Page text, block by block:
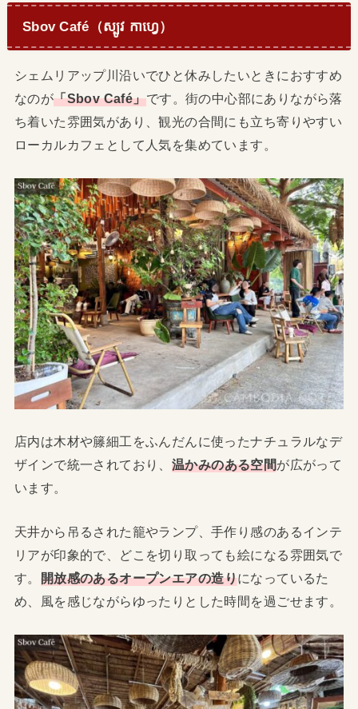
Sbov Café（ស្បូវ កាហ្វេ）
シェムリアップ川沿いでひと休みしたいときにおすすめ
なのが「Sbov Café」です。街の中心部にありながら落
ち着いた雰囲気があり、観光の合間にも立ち寄りやすい
ローカルカフェとして人気を集めています。
店内は木材や籐細工をふんだんに使ったナチュラルなデ
ザインで統一されており、 温かみのある空間が広がって
います。
天井から吊るされた籠やランプ、手作り感のあるインテ
リアが印象的で、どこを切り取っても絵になる雰囲気で
す。 開放感のあるオープンエアの造りになっているた
め、風を感じながらゆったりとした時間を過ごせます。